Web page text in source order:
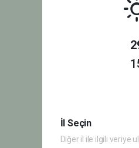
İl Seçin
Diğer il ile ilgili veriye